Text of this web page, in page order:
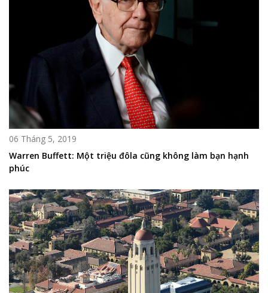
06 Tháng 5, 2019
Warren Buffett: Một triệu đôla cũng không làm bạn hạnh
phúc